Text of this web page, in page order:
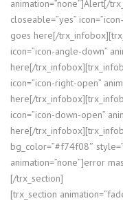
animation=”none”]Alert[/
closeable=”yes”
goes here[/
icon=”icon-angle-down”
here[/
icon=”icon-right-open”
here[/
icon=”icon-down-open”
here[/
bg_color=”#f74f08″
animation=”none”]error
[/trx_section]
[trx_section